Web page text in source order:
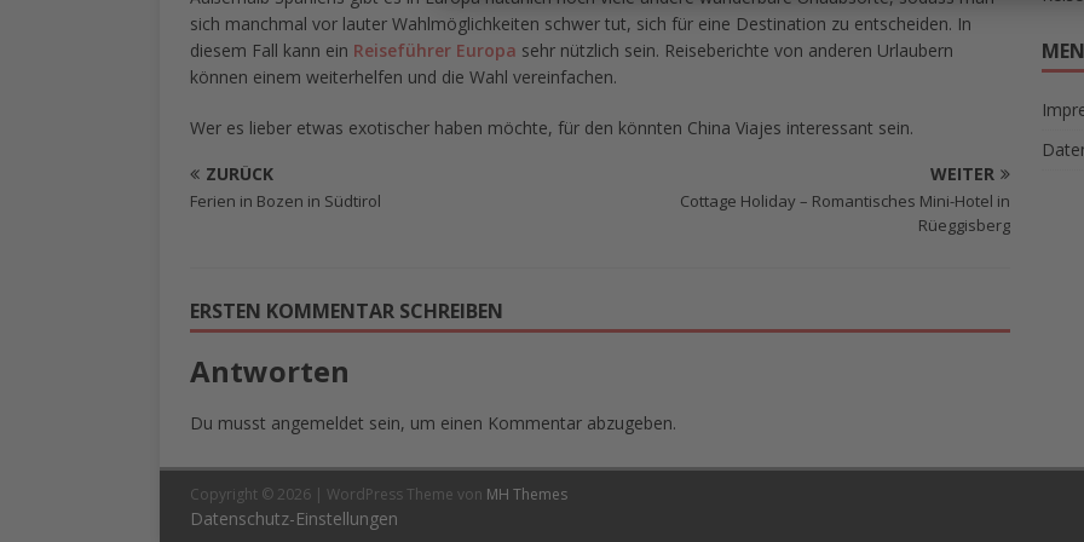
sich manchmal vor lauter Wahlmöglichkeiten schwer tut, sich für eine Destination zu entscheiden. In
diesem Fall kann ein Reiseführer Europa sehr nützlich sein. Reiseberichte von anderen Urlaubern
können einem weiterhelfen und die Wahl vereinfachen.
Wer es lieber etwas exotischer haben möchte, für den könnten China Viajes interessant sein.
ZURÜCK
Ferien in Bozen in Südtirol
WEITER
Cottage Holiday – Romantisches Mini-Hotel in
Rüeggisberg
ERSTEN KOMMENTAR SCHREIBEN
Antworten
Du musst angemeldet sein, um einen Kommentar abzugeben.
Copyright © 2026 | WordPress Theme von MH Themes
Datenschutz-Einstellungen